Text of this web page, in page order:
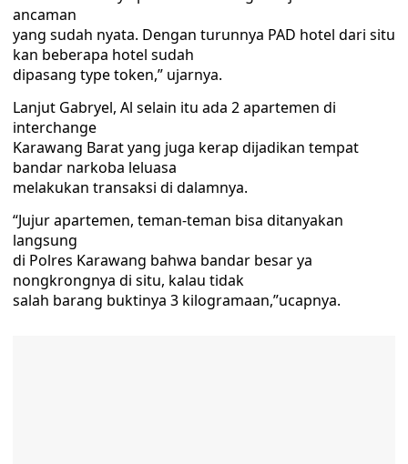
ancaman
yang sudah nyata. Dengan turunnya PAD hotel dari situ
kan beberapa hotel sudah
dipasang type token,” ujarnya.
Lanjut Gabryel, Al selain itu ada 2 apartemen di
interchange
Karawang Barat yang juga kerap dijadikan tempat
bandar narkoba leluasa
melakukan transaksi di dalamnya.
“Jujur apartemen, teman-teman bisa ditanyakan
langsung
di Polres Karawang bahwa bandar besar ya
nongkrongnya di situ, kalau tidak
salah barang buktinya 3 kilogramaan,”ucapnya.